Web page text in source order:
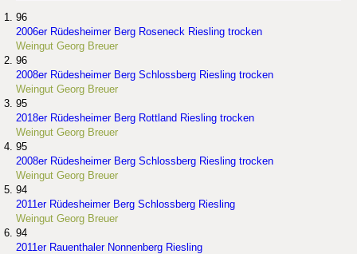
96
2006er Rüdesheimer Berg Roseneck Riesling trocken
Weingut Georg Breuer
96
2008er Rüdesheimer Berg Schlossberg Riesling trocken
Weingut Georg Breuer
95
2018er Rüdesheimer Berg Rottland Riesling trocken
Weingut Georg Breuer
95
2008er Rüdesheimer Berg Schlossberg Riesling trocken
Weingut Georg Breuer
94
2011er Rüdesheimer Berg Schlossberg Riesling
Weingut Georg Breuer
94
2011er Rauenthaler Nonnenberg Riesling